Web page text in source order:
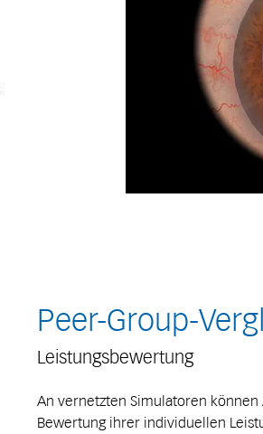
Peer-Group-
Leistungsbewertung
An vernetzten Simulatoren
Bewertung ihrer individuellen